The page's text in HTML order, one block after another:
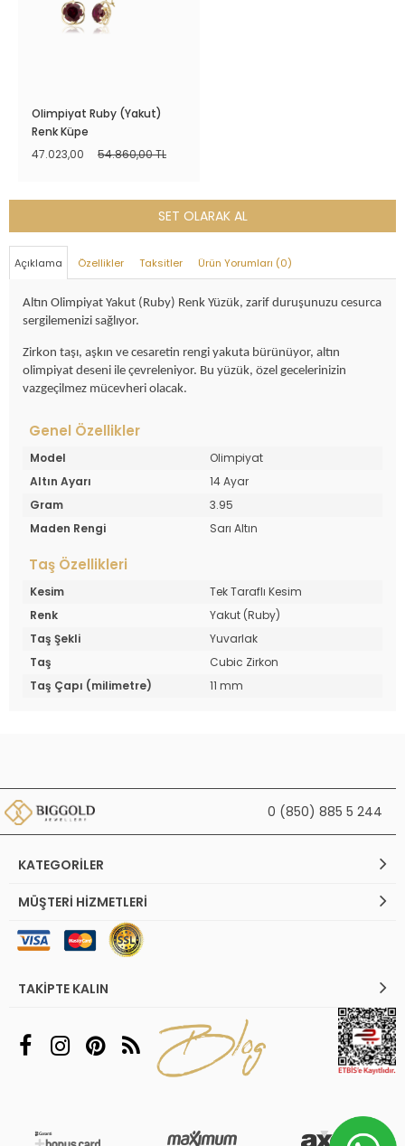
Olimpiyat Ruby (Yakut)
Renk Küpe
47.023,00
54.860,00 TL
SET OLARAK AL
Açıklama Özellikler Taksitler Ürün Yorumları (0)
Altın Olimpiyat Yakut (Ruby) Renk Yüzük, zarif duruşunuzu cesurca
sergilemenizi sağlıyor.
Zirkon taşı, aşkın ve cesaretin rengi yakuta bürünüyor, altın
olimpiyat deseni ile çevreleniyor. Bu yüzük, özel gecelerinizin
vazgeçilmez mücevheri olacak.
Genel Özellikler
Model
Olimpiyat
Altın Ayarı
14 Ayar
Gram
3.95
Maden Rengi
Sarı Altın
Taş Özellikleri
Kesim
Tek Taraflı Kesim
Renk
Yakut (Ruby)
Taş Şekli
Yuvarlak
Taş
Cubic Zirkon
Taş Çapı (milimetre)
11 mm
0 (850) 885 5 244
KATEGORILER
MÜŞTERI HIZMETLERI
TAKIPTE KALIN